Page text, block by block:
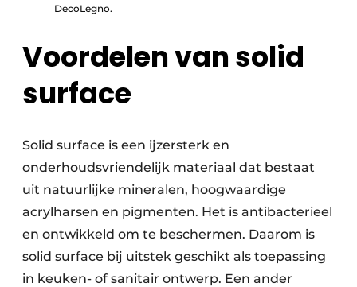
DecoLegno.
Voordelen van solid
surface
Solid surface is een ijzersterk en
onderhoudsvriendelijk materiaal dat bestaat
uit natuurlijke mineralen, hoogwaardige
acrylharsen en pigmenten. Het is antibacterieel
en ontwikkeld om te beschermen. Daarom is
solid surface bij uitstek geschikt als toepassing
in keuken- of sanitair ontwerp. Een ander